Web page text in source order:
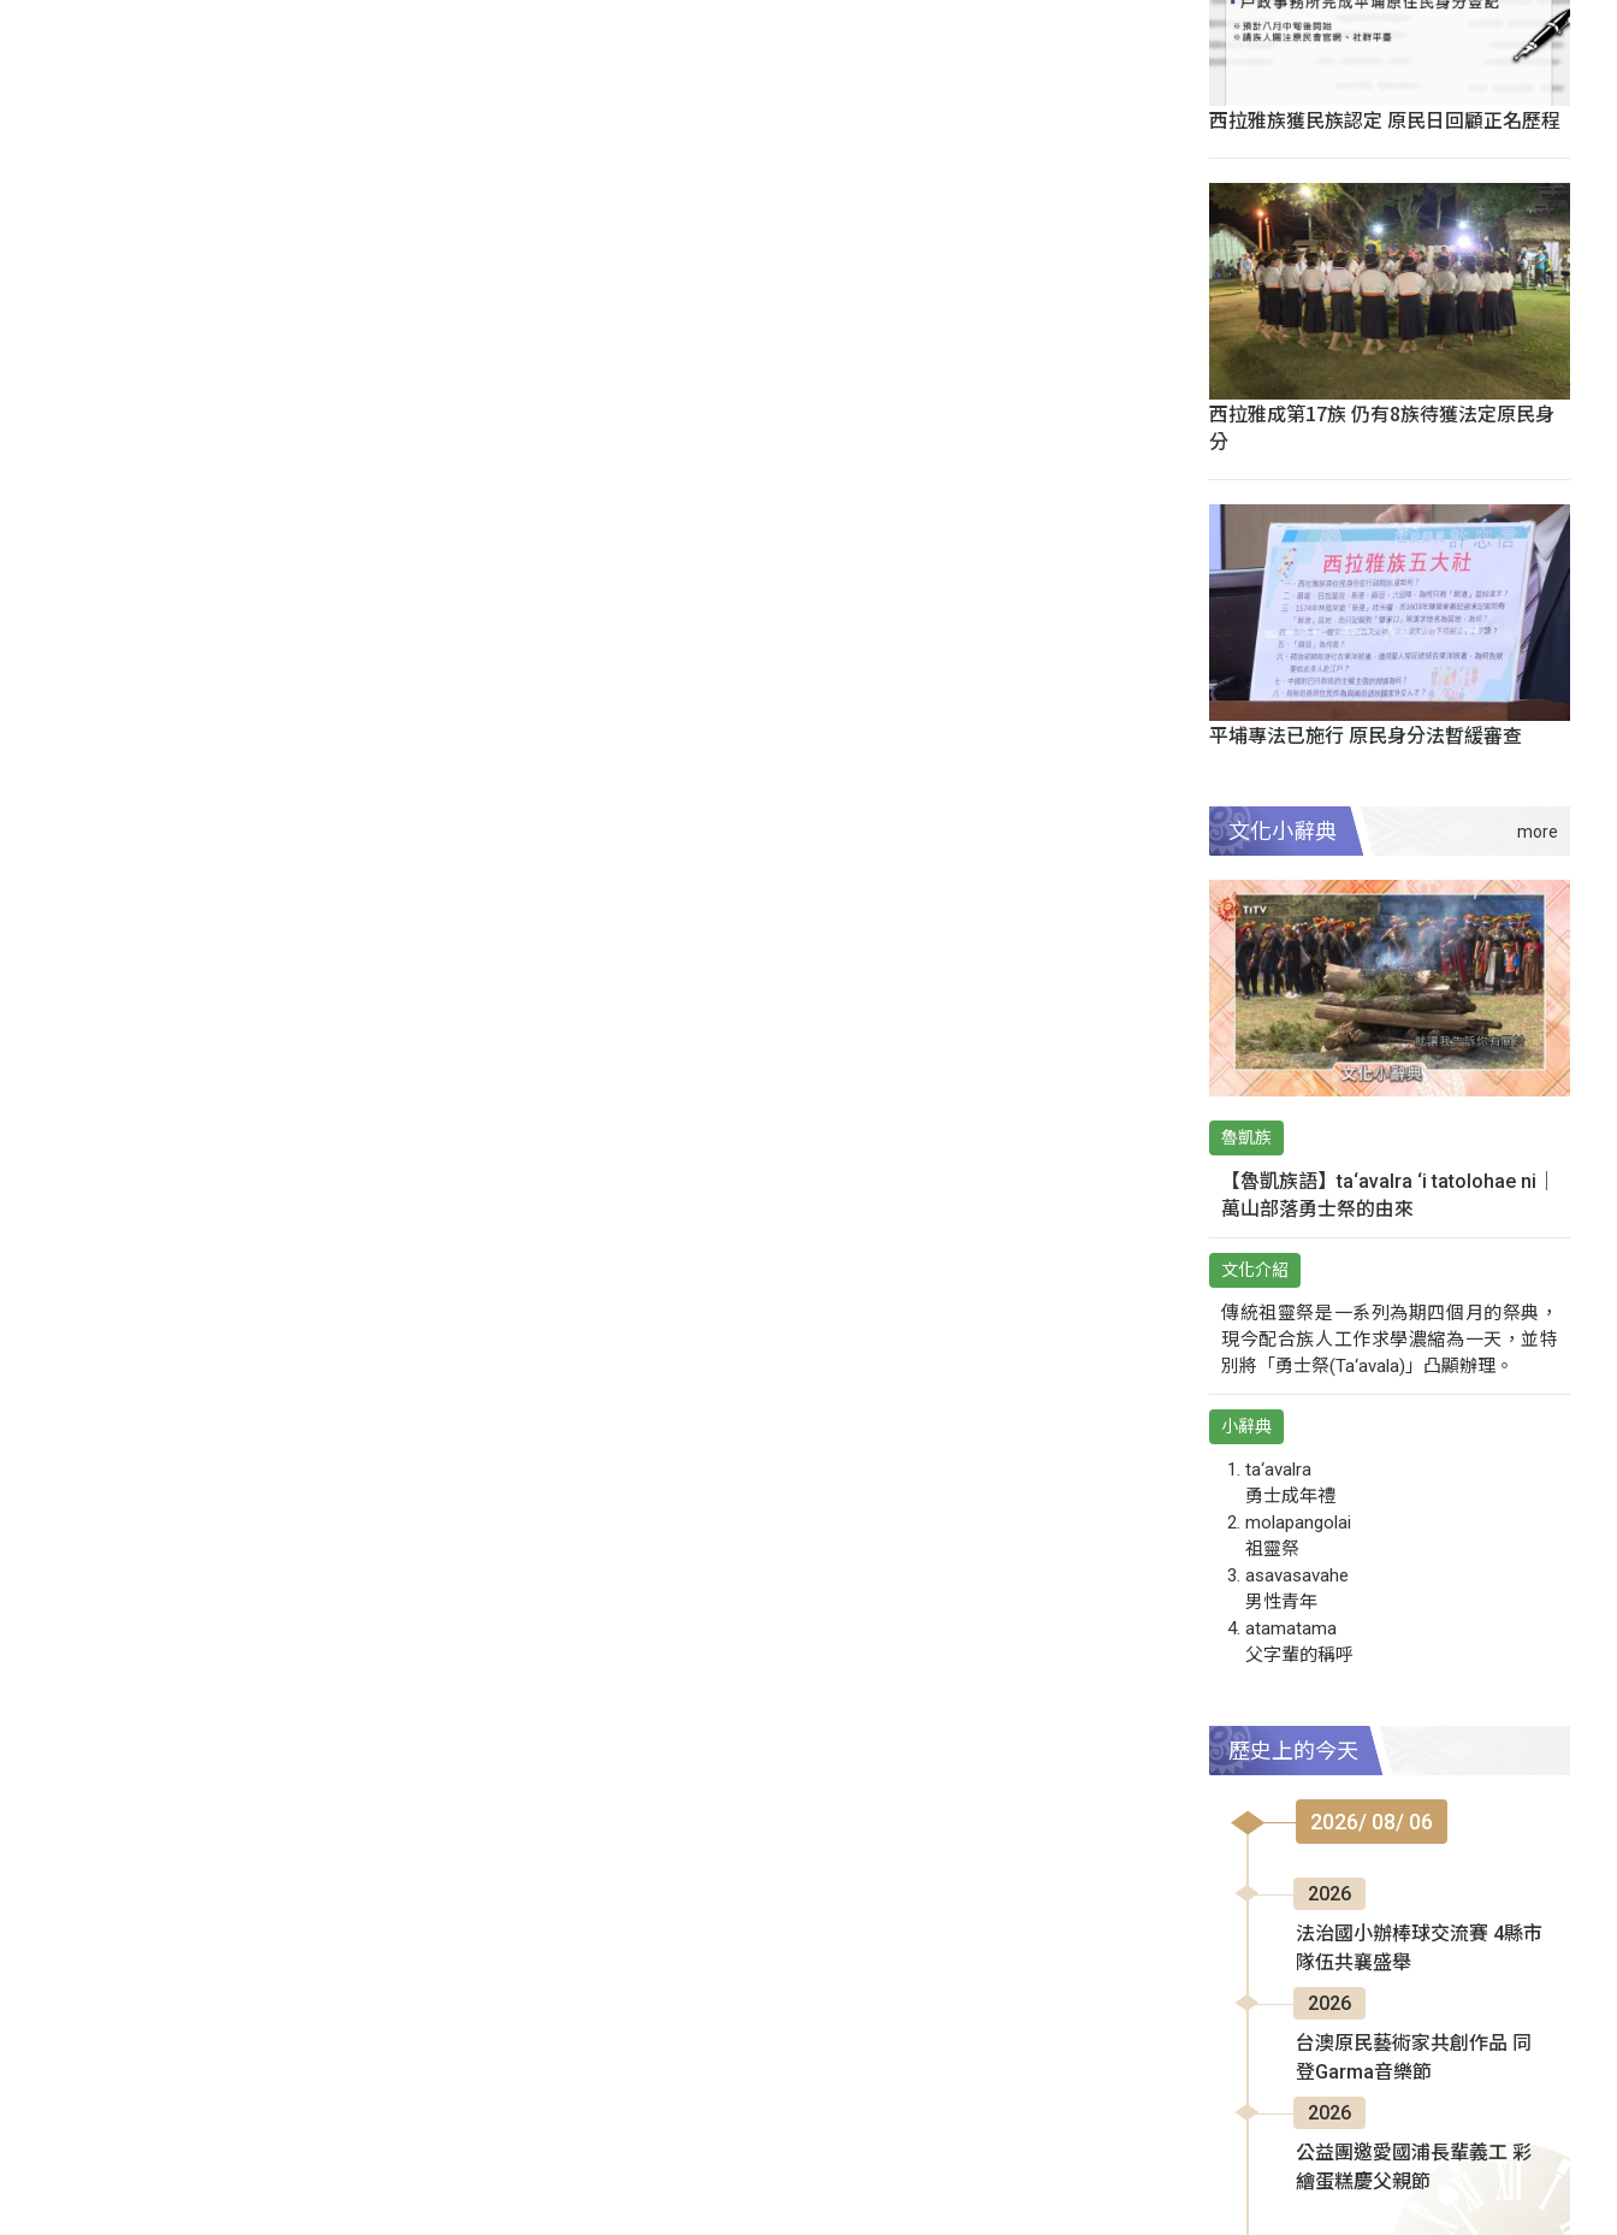
西拉雅族獲民族認定 原民日回顧正名歷程
西拉雅成第17族 仍有8族待獲法定原民身
分
平埔專法已施行 原民身分法暫緩審查
文化小辭典
魯凱族
【魯凱族語】ta‘avalra ‘i tatolohae ni｜
萬山部落勇士祭的由來
文化介紹
傳統祖靈祭是一系列為期四個月的祭典，
現今配合族人工作求學濃縮為一天，並特
別將「勇士祭(Ta‘avala)」凸顯辦理。
小辭典
ta‘avalra
勇士成年禮
molapangolai
祖靈祭
asavasavahe
男性青年
atamatama
父字輩的稱呼
歷史上的今天
2026/ 08/ 06
2026
法治國小辦棒球交流賽 4縣市
隊伍共襄盛舉
2026
台澳原民藝術家共創作品 同
登Garma音樂節
2026
公益團邀愛國浦長輩義工 彩
繪蛋糕慶父親節